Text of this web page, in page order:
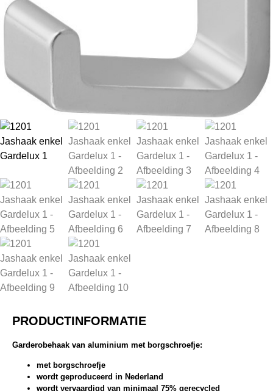
PRODUCTINFORMATIE
Garderobehaak van aluminium met borgschroefje:
met borgschroefje
wordt geproduceerd in Nederland
wordt vervaardigd van minimaal 75% gerecycled